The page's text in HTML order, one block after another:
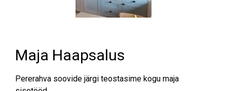
Maja Haapsalus
Pererahva soovide järgi teostasime kogu maja